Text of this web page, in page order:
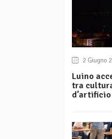
2 Giugno
Luino
tra
d’artificio